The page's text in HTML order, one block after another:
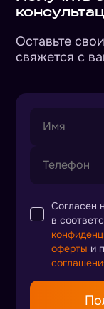
помощь
Оставьте
свяжется с
Согласен
в
оферты и